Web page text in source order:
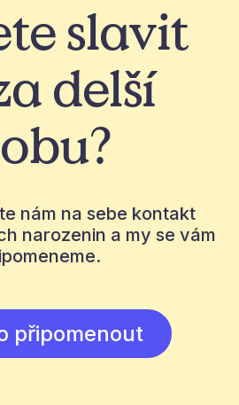
slavit
delší
nám na sebe kontakt
narozenin a my se vám
připomenout